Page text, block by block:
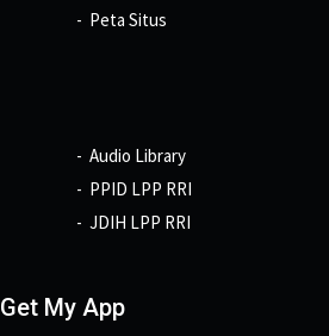
Peta Situs
Audio Library
PPID LPP RRI
JDIH LPP RRI
Get My App